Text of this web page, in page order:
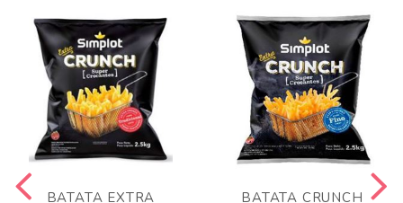
BATATA EXTRA
BATATA CRUNCH